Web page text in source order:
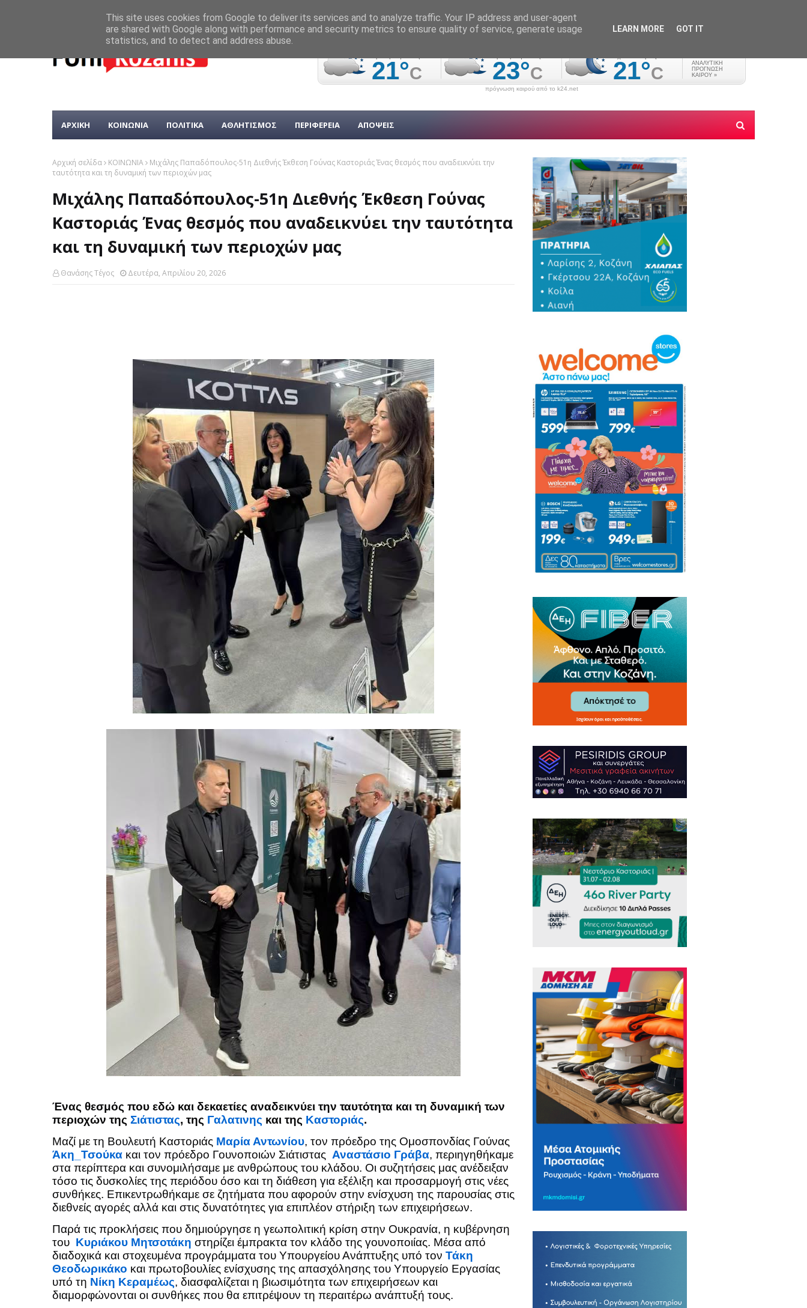
πρόγνωση καιρού από το k24.net
ΑΡΧΙΚΗ ΚΟΙΝΩΝΙΑ ΠΟΛΙΤΙΚΑ ΑΘΛΗΤΙΣΜΟΣ ΠΕΡΙΦΕΡΕΙΑ ΑΠΟΨΕΙΣ
Αρχική σελίδα ΚΟΙΝΩΝΙΑ
Μιχάλης Παπαδόπουλος-51η Διεθνής Έκθεση Γούνας Καστοριάς Ένας θεσμός που αναδεικνύει την
ταυτότητα και τη δυναμική των περιοχών μας
Μιχάλης Παπαδόπουλος-51η Διεθνής Έκθεση Γούνας
Καστοριάς Ένας θεσμός που αναδεικνύει την ταυτότητα
και τη δυναμική των περιοχών μας
Θανάσης Τέγος Δευτέρα, Απριλίου 20, 2026
Ένας θεσμός που εδώ και δεκαετίες αναδεικνύει την ταυτότητα και τη δυναμική των
περιοχών της Σιάτιστας, της Γαλατινης και της Καστοριάς.
Μαζί με τη Βουλευτή Καστοριάς Μαρία Αντωνίου, τον πρόεδρο της Ομοσπονδίας Γούνας
Άκη_Τσούκα και τον πρόεδρο Γουνοποιών Σιάτιστας Αναστάσιο Γράβα, περιηγηθήκαμε
στα περίπτερα και συνομιλήσαμε με ανθρώπους του κλάδου. Οι συζητήσεις μας ανέδειξαν
τόσο τις δυσκολίες της περιόδου όσο και τη διάθεση για εξέλιξη και προσαρμογή στις νέες
συνθήκες. Επικεντρωθήκαμε σε ζητήματα που αφορούν στην ενίσχυση της παρουσίας στις
διεθνείς αγορές αλλά και στις δυνατότητες για επιπλέον στήριξη των επιχειρήσεων.
Παρά τις προκλήσεις που δημιούργησε η γεωπολιτική κρίση στην Ουκρανία, η κυβέρνηση
του Κυριάκου Μητσοτάκη στηρίζει έμπρακτα τον κλάδο της γουνοποιίας. Μέσα από
διαδοχικά και στοχευμένα προγράμματα του Υπουργείου Ανάπτυξης υπό τον Τάκη
Θεοδωρικάκο και πρωτοβουλίες ενίσχυσης της απασχόλησης του Υπουργείο Εργασίας
υπό τη Νίκη Κεραμέως, διασφαλίζεται η βιωσιμότητα των επιχειρήσεων και
διαμορφώνονται οι συνθήκες που θα επιτρέψουν τη περαιτέρω ανάπτυξή τους.
This site uses cookies from Google to deliver its services and to analyze traffic. Your IP address and user-agent
are shared with Google along with performance and security metrics to ensure quality of service, generate usage
statistics, and to detect and address abuse.
LEARN MORE GOT IT